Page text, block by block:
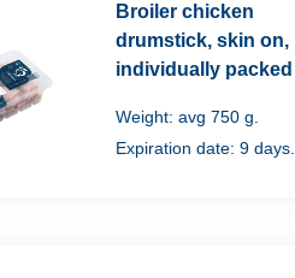
Broiler chicken
drumstick, skin on,
individually packed
Weight: avg 750 g.
Expiration date: 9 days.